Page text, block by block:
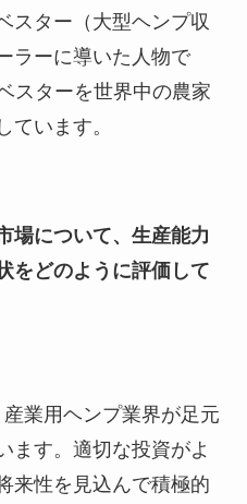
スター（大型ヘンプ収
ラーに導いた人物で
スターを世界中の農家
ています。
場について、生産能力
をどのように評価して
業用ヘンプ業界が足元
ます。適切な投資がよ
来性を見込んで積極的